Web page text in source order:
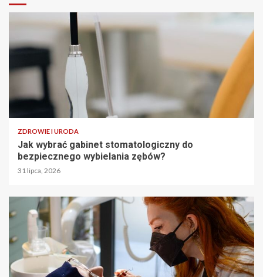
ZDROWIE I URODA
Jak wybrać gabinet stomatologiczny do
bezpiecznego wybielania zębów?
31 lipca, 2026